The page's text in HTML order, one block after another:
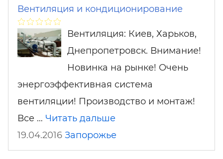
Вентиляция и кондиционирование
Вентиляция: Киев, Харьков,
Днепропетровск. Внимание!
Новинка на рынке! Очень
энергоэффективная система
вентиляции! Производство и монтаж!
Все … Читать дальше
19.04.2016 Запорожье